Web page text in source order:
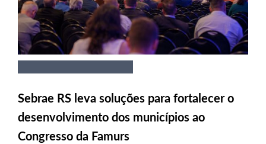
Sebrae RS leva soluções para fortalecer o
desenvolvimento dos municípios ao
Congresso da Famurs